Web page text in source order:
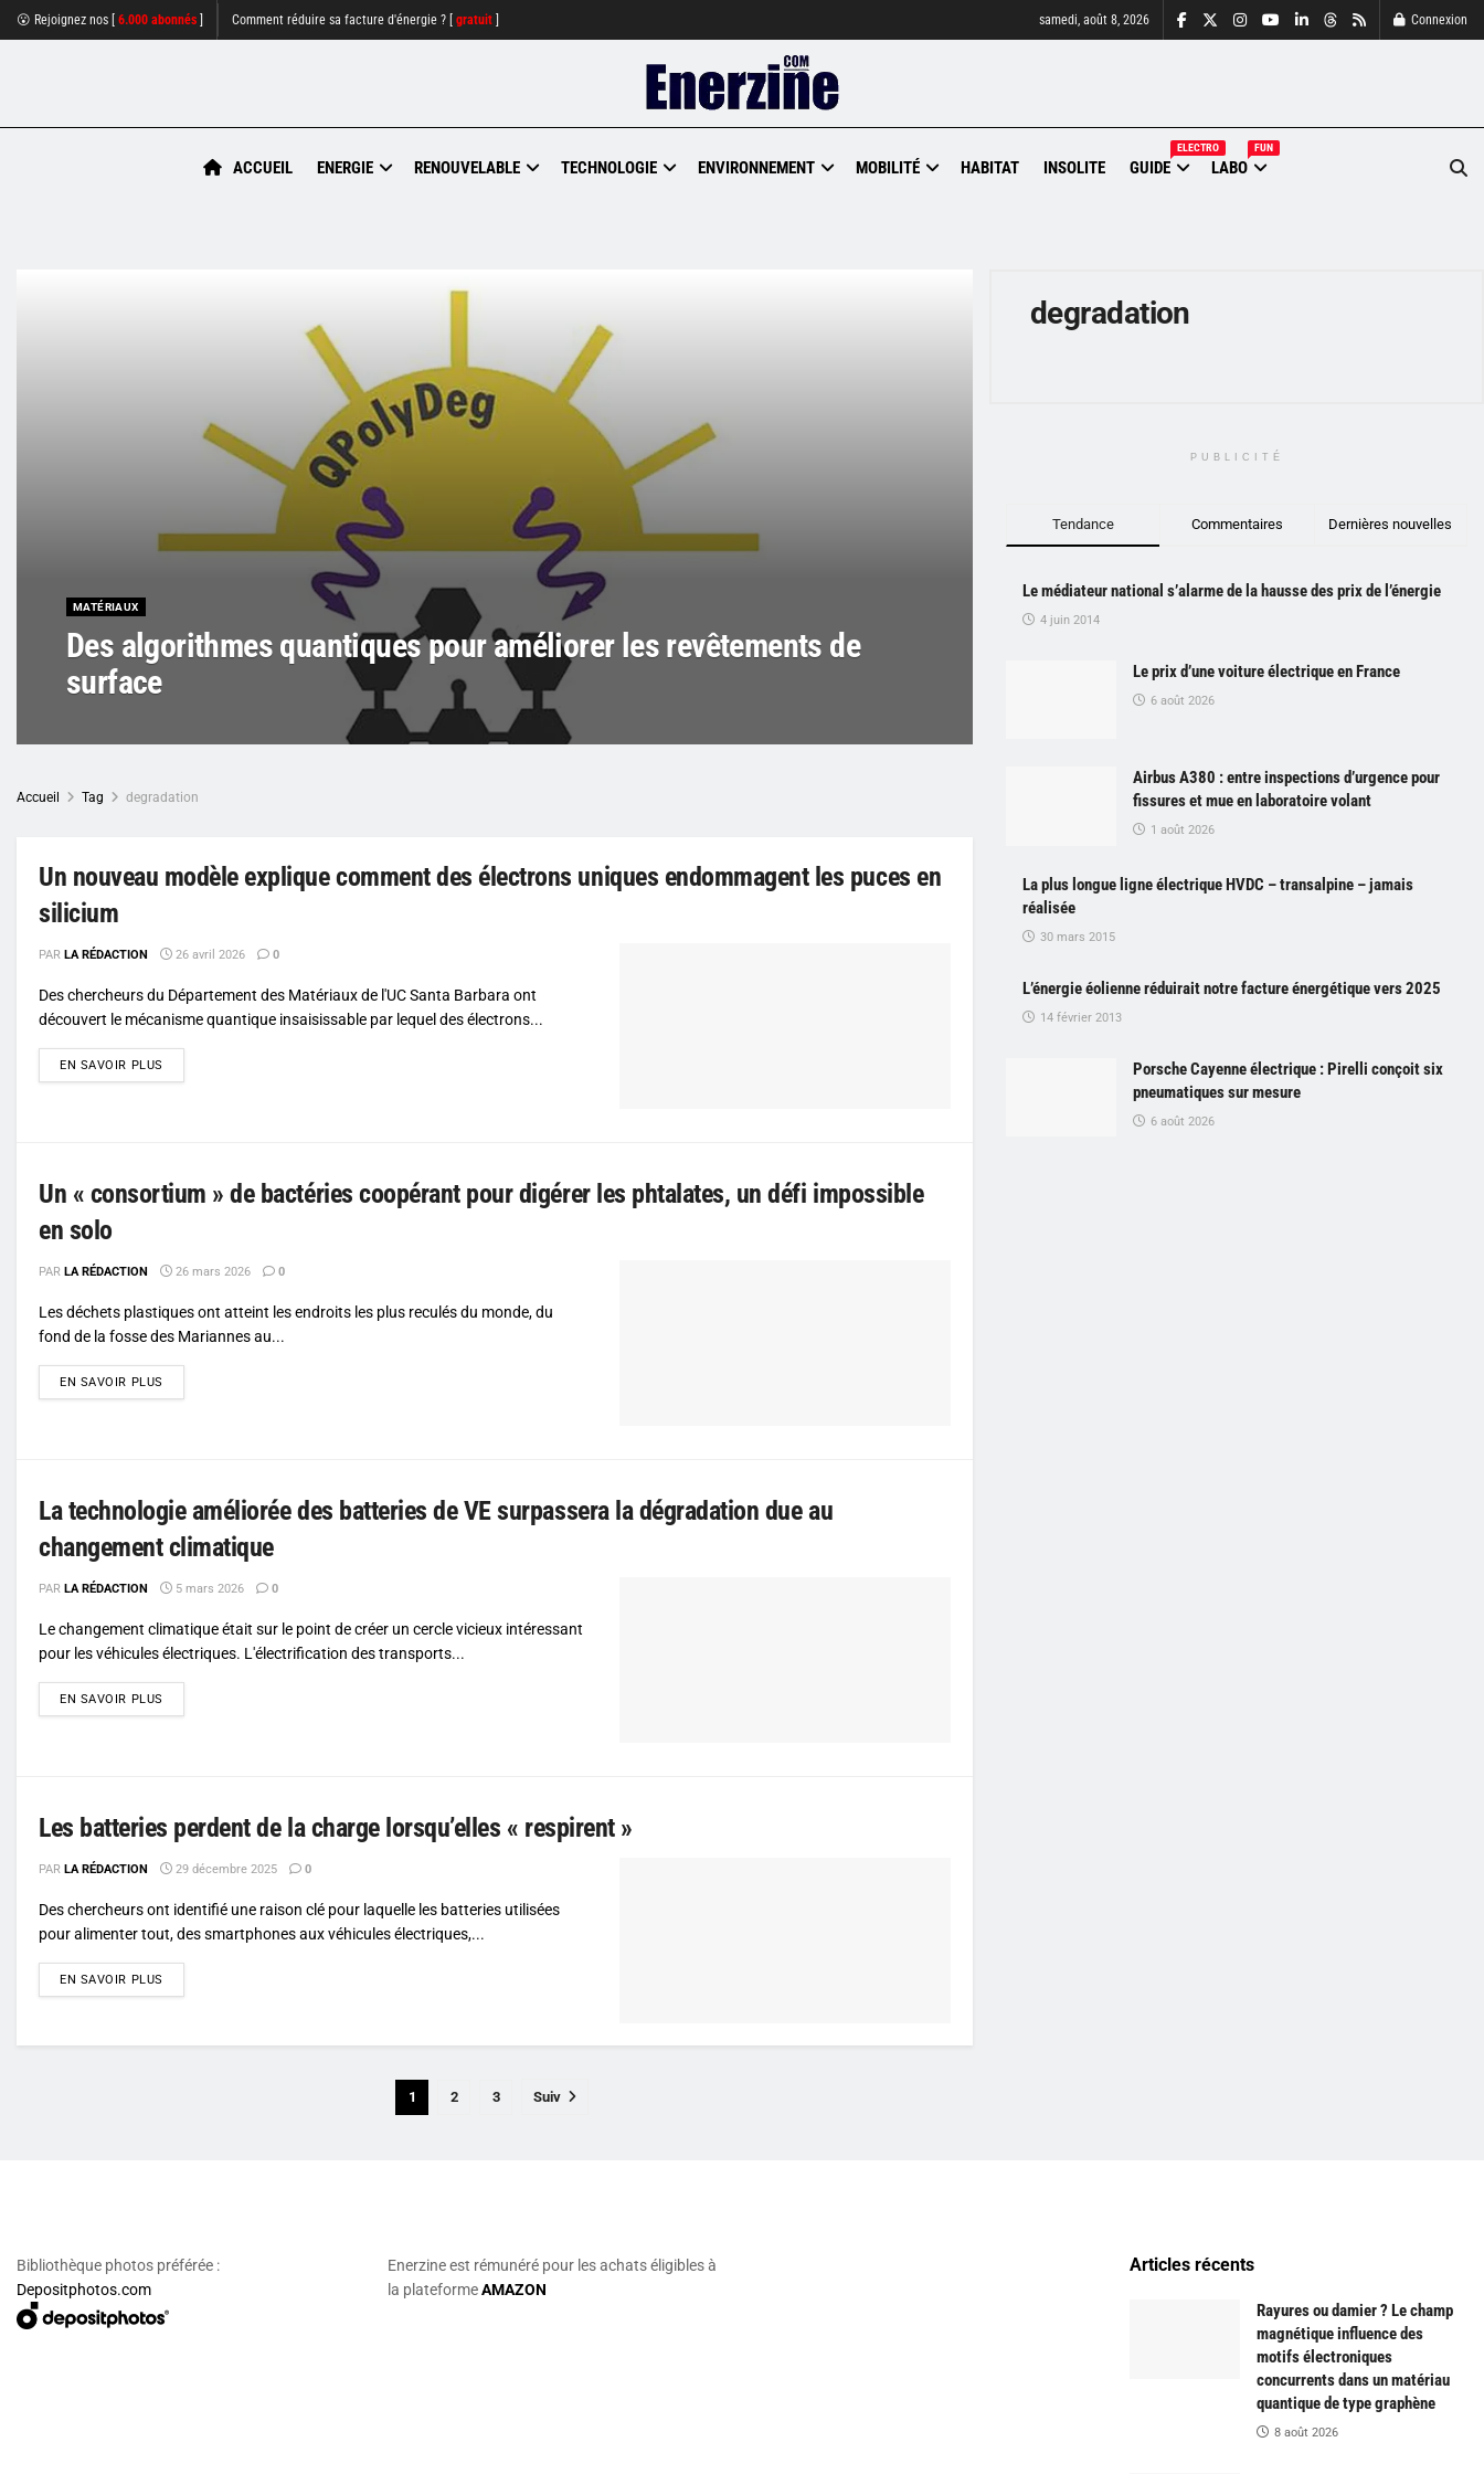
😮 Rejoignez nos [ 6.000 abonnés Comment réduire sa facture d'énergie ? [ gratuit samedi, août 8, 2026 Connexion
ACCUEIL ENERGIE RENOUVELABLE TECHNOLOGIE ENVIRONNEMENT MOBILITÉ HABITAT INSOLITE GUIDE
ELECTRO
LABO
FUN
MATÉRIAUX
Des algorithmes quantiques pour améliorer les revêtements de
surface
Accueil Tag degradation
Un nouveau modèle explique comment des électrons uniques endommagent les puces en
silicium
PAR LA RÉDACTION 26 avril 2026 0
Des chercheurs du Département des Matériaux de l'UC Santa Barbara ont
découvert le mécanisme quantique insaisissable par lequel des électrons...
EN SAVOIR PLUS
Un « consortium » de bactéries coopérant pour digérer les phtalates, un défi impossible
en solo
PAR LA RÉDACTION 26 mars 2026 0
Les déchets plastiques ont atteint les endroits les plus reculés du monde, du
fond de la fosse des Mariannes au...
EN SAVOIR PLUS
La technologie améliorée des batteries de VE surpassera la dégradation due au
changement climatique
PAR LA RÉDACTION 5 mars 2026 0
Le changement climatique était sur le point de créer un cercle vicieux intéressant
pour les véhicules électriques. L'électrification des transports...
EN SAVOIR PLUS
Les batteries perdent de la charge lorsqu’elles « respirent »
PAR LA RÉDACTION 29 décembre 2025 0
Des chercheurs ont identifié une raison clé pour laquelle les batteries utilisées
pour alimenter tout, des smartphones aux véhicules électriques,...
EN SAVOIR PLUS
1 2 3 Suiv
degradation
PUBLICITÉ
Tendance Commentaires Dernières nouvelles
Le médiateur national s’alarme de la hausse des prix de l’énergie
4 juin 2014
Le prix d’une voiture électrique en France
6 août 2026
Airbus A380 : entre inspections d’urgence pour
fissures et mue en laboratoire volant
1 août 2026
La plus longue ligne électrique HVDC – transalpine – jamais
réalisée
30 mars 2015
L’énergie éolienne réduirait notre facture énergétique vers 2025
14 février 2013
Porsche Cayenne électrique : Pirelli conçoit six
pneumatiques sur mesure
6 août 2026
Bibliothèque photos préférée :
Depositphotos.com
Enerzine est rémunéré pour les achats éligibles à
la plateformeAMAZON
Articles récents
Rayures ou damier ? Le champ
magnétique influence des
motifs électroniques
concurrents dans un matériau
quantique de type graphène
8 août 2026